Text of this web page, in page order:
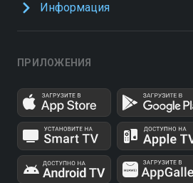
Информация
ПРИЛОЖЕНИЯ